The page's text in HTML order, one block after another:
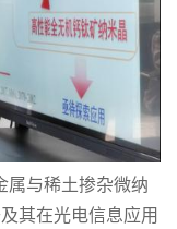
属与稀土掺杂微纳
其在光电信息应用